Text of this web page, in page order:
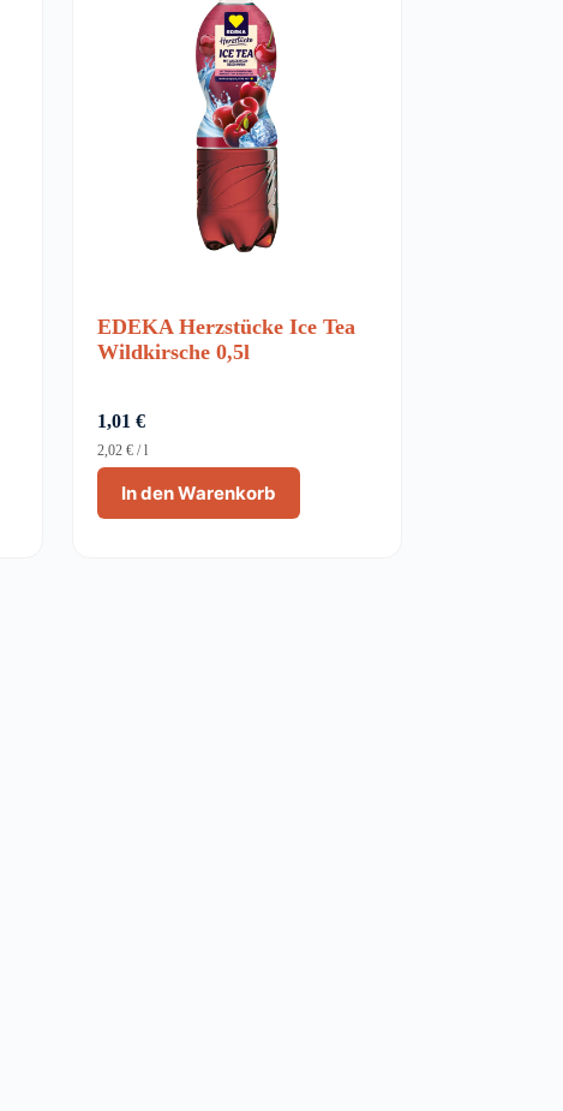
EDEKA Herzstücke Ice Tea
Wildkirsche 0,5l
1,01€
In den Warenkorb
2,02€ /l